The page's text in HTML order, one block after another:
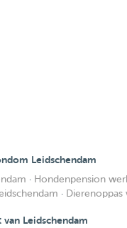
Leidschendam
· Hondenpension
· Dierenoppas
Leidschendam